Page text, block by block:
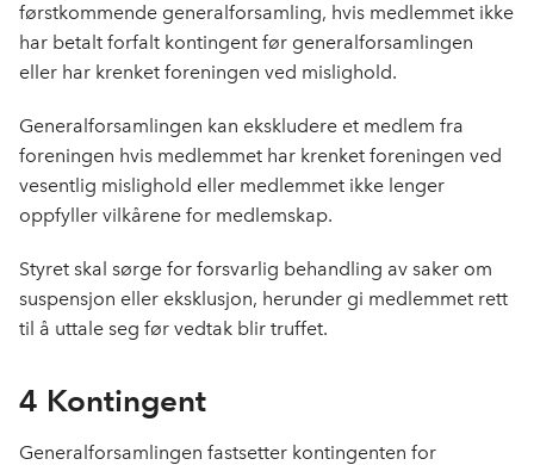
førstkommende generalforsamling, hvis medlemmet ikke
har betalt forfalt kontingent før generalforsamlingen
eller har krenket foreningen ved mislighold.
Generalforsamlingen kan ekskludere et medlem fra
foreningen hvis medlemmet har krenket foreningen ved
vesentlig mislighold eller medlemmet ikke lenger
oppfyller vilkårene for medlemskap.
Styret skal sørge for forsvarlig behandling av saker om
suspensjon eller eksklusjon, herunder gi medlemmet rett
til å uttale seg før vedtak blir truffet.
4 Kontingent
Generalforsamlingen fastsetter kontingenten for